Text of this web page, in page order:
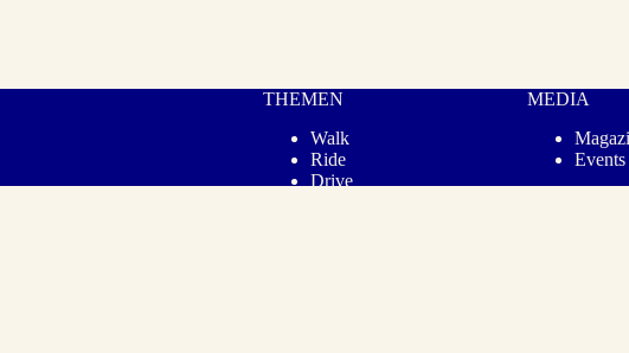
THEMEN
Walk
Ride
Drive
MEDIA
Events